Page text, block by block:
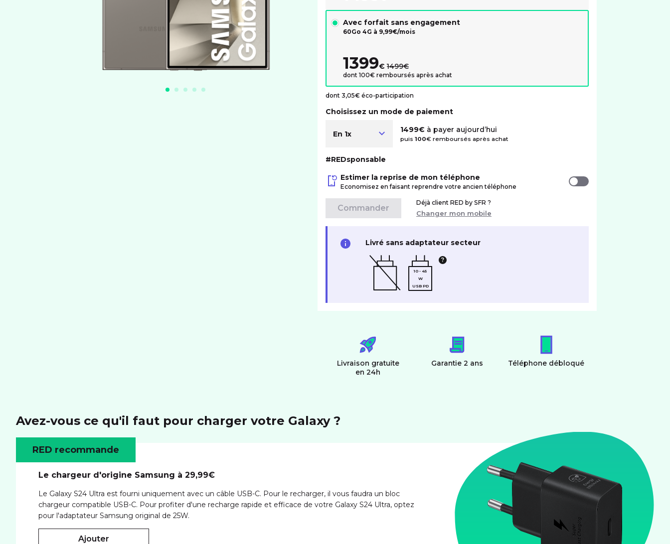
Avec forfait sans engagement
60Go 4G à 9,99€/mois
1399€ 1499€
dont 100€ remboursés après achat
dont 3,05€ éco-participation
Choisissez un mode de paiement
En 1x 1499€ à payer aujourd’hui
puis 100€ remboursés après achat
#REDsponsable
Estimer la reprise de mon téléphone
Economisez en faisant reprendre votre ancien téléphone
Commander
Déjà client RED by SFR ?
Changer mon mobile
Livré sans adaptateur secteur
10 - 45
W
USB PD
Livraison gratuite
en 24h
Garantie 2 ans Téléphone débloqué
Avez-vous ce qu'il faut pour charger votre Galaxy ?
RED recommande
Le chargeur d'origine Samsung à 29,99€
Le Galaxy S24 Ultra est fourni uniquement avec un câble USB-C. Pour le recharger, il vous faudra un bloc
chargeur compatible USB-C. Pour profiter d'une recharge rapide et efficace de votre Galaxy S24 Ultra, optez
pour l'adaptateur Samsung original de 25W.
ajouter